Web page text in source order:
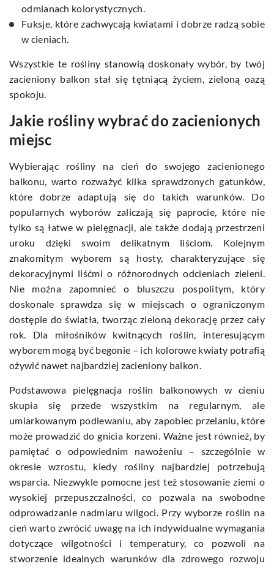
odmianach kolorystycznych.
Fuksje, które zachwycają kwiatami i dobrze radzą sobie
w cieniach.
Wszystkie te rośliny stanowią doskonały wybór, by twój
zacieniony balkon stał się tętniącą życiem, zieloną oazą
spokoju.
Jakie rośliny wybrać do zacienionych
miejsc
Wybierając rośliny na cień do swojego zacienionego
balkonu, warto rozważyć kilka sprawdzonych gatunków,
które dobrze adaptują się do takich warunków. Do
popularnych wyborów zaliczają się paprocie, które nie
tylko są łatwe w pielęgnacji, ale także dodają przestrzeni
uroku dzięki swoim delikatnym liściom. Kolejnym
znakomitym wyborem są hosty, charakteryzujące się
dekoracyjnymi liśćmi o różnorodnych odcieniach zieleni.
Nie można zapomnieć o bluszczu pospolitym, który
doskonale sprawdza się w miejscach o ograniczonym
dostępie do światła, tworząc zieloną dekorację przez cały
rok. Dla miłośników kwitnących roślin, interesującym
wyborem mogą być begonie – ich kolorowe kwiaty potrafią
ożywić nawet najbardziej zacieniony balkon.
Podstawowa pielęgnacja roślin balkonowych w cieniu
skupia się przede wszystkim na regularnym, ale
umiarkowanym podlewaniu, aby zapobiec przelaniu, które
może prowadzić do gnicia korzeni. Ważne jest również, by
pamiętać o odpowiednim nawożeniu – szczególnie w
okresie wzrostu, kiedy rośliny najbardziej potrzebują
wsparcia. Niezwykle pomocne jest też stosowanie ziemi o
wysokiej przepuszczalności, co pozwala na swobodne
odprowadzanie nadmiaru wilgoci. Przy wyborze roślin na
cień warto zwrócić uwagę na ich indywidualne wymagania
dotyczące wilgotności i temperatury, co pozwoli na
stworzenie idealnych warunków dla zdrowego rozwoju